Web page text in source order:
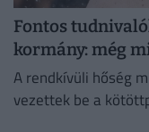
Fontos
kormány: még
A rendkívüli hőség
vezettek be a